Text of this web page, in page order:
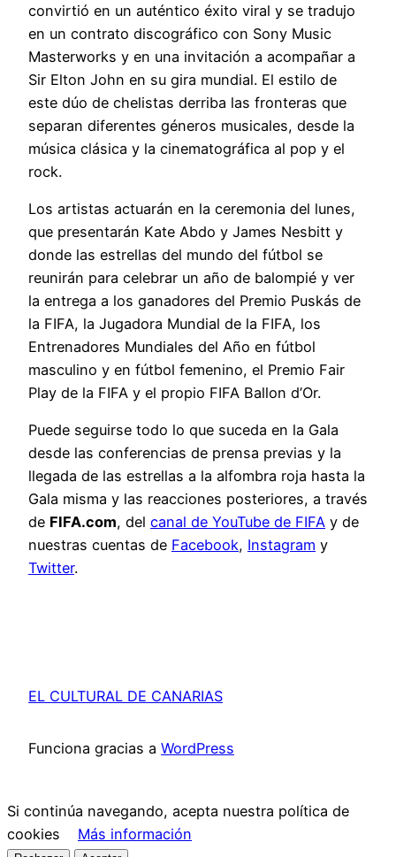
convirtió en un auténtico éxito viral y se tradujo
en un contrato discográfico con Sony Music
Masterworks y en una invitación a acompañar a
Sir Elton John en su gira mundial. El estilo de
este dúo de chelistas derriba las fronteras que
separan diferentes géneros musicales, desde la
música clásica y la cinematográfica al pop y el
rock.
Los artistas actuarán en la ceremonia del lunes,
que presentarán Kate Abdo y James Nesbitt y
donde las estrellas del mundo del fútbol se
reunirán para celebrar un año de balompié y ver
la entrega a los ganadores del Premio Puskás de
la FIFA, la Jugadora Mundial de la FIFA, los
Entrenadores Mundiales del Año en fútbol
masculino y en fútbol femenino, el Premio Fair
Play de la FIFA y el propio FIFA Ballon d’Or.
Puede seguirse todo lo que suceda en la Gala
desde las conferencias de prensa previas y la
llegada de las estrellas a la alfombra roja hasta la
Gala misma y las reacciones posteriores, a través
de FIFA.com, del canal de YouTube de FIFA y de
nuestras cuentas de Facebook, Instagram y
Twitter.
EL CULTURAL DE CANARIAS
Funciona gracias a WordPress
Si continúa navegando, acepta nuestra política de
cookies Más información